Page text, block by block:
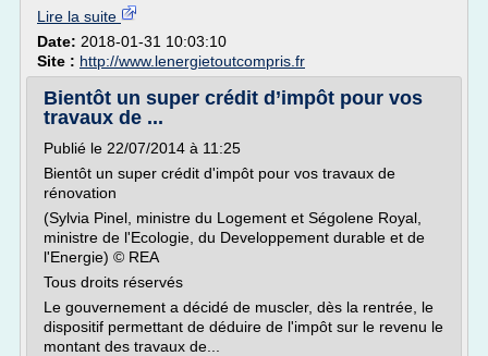
Lire la suite
Date: 2018-01-31 10:03:10
Site : http://www.lenergietoutcompris.fr
Bientôt un super crédit d’impôt pour vos
travaux de ...
Publié le 22/07/2014 à 11:25
Bientôt un super crédit d'impôt pour vos travaux de
rénovation
(Sylvia Pinel, ministre du Logement et Ségolene Royal,
ministre de l'Ecologie, du Developpement durable et de
l'Energie) © REA
Tous droits réservés
Le gouvernement a décidé de muscler, dès la rentrée, le
dispositif permettant de déduire de l'impôt sur le revenu le
montant des travaux de...